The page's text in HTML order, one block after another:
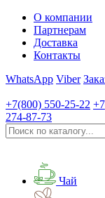
О компании
Партнерам
Доставка
Контакты
WhatsApp Viber
+7(800) 550-25-22
274-87-73
Чай